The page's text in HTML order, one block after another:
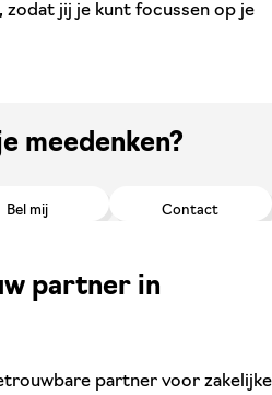
zodat jij je kunt focussen op je
meedenken?
Bel mij Contact
partner in
partner voor zakelijke